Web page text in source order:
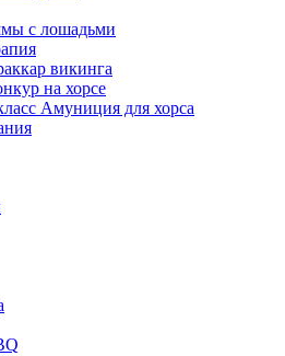
с лошадьми
викинга
на хорсе
Амуниция для хорса